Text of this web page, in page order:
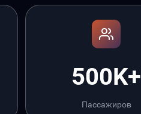
500K+
Пассажиров